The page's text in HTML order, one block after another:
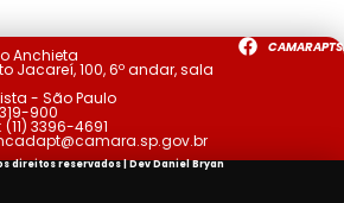
Anchieta
Jacareí, 100, 6º andar, sala
- São Paulo
900
(11) 3396-4691
direitos reservados | DevDaniel Bryan